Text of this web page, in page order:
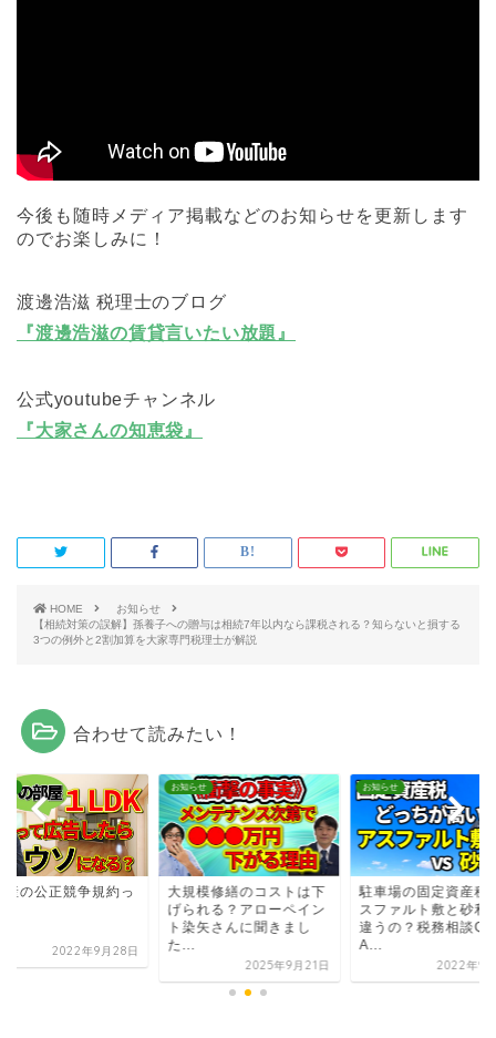
今後も随時メディア掲載などのお知らせを更新します
のでお楽しみに！
渡邊浩滋 税理士のブログ
『渡邊浩滋の賃貸言いたい放題』
公式youtubeチャンネル
『大家さんの知恵袋』
HOME
お知らせ
【相続対策の誤解】孫養子への贈与は相続7年以内なら課税される？知らないと損する
3つの例外と2割加算を大家専門税理士が解説
合わせて読みたい！
産の公正競争規約っ
2022年9月28日
お知らせ
大規模修繕のコストは下
げられる？アローペイン
ト染矢さんに聞きまし
た...
2025年9月21日
お知らせ
駐車場の固定資産税
スファルト敷と砂利
違うの？税務相談Q
A...
2022年9